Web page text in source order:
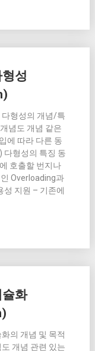
성
다형성의 개념/특
념도 개념 같은
에 따라 다른 동
다형성의 특징 동
호출할 번지나
Overloading과
성 지원 – 기존에
화
의 개념 및 목적
개념 관련 있는